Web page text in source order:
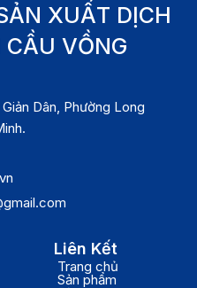
XUẤT DỊCH
VỒNG
Dân, Phường Long
Liên Kết
Trang chủ
Sản phẩm